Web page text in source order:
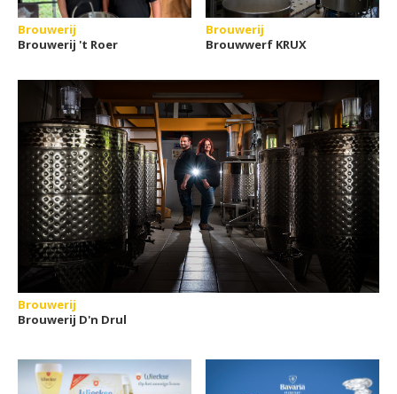
Brouwerij
Brouwerij 't Roer
Brouwerij
Brouwwerf KRUX
Brouwerij
Brouwerij D'n Drul